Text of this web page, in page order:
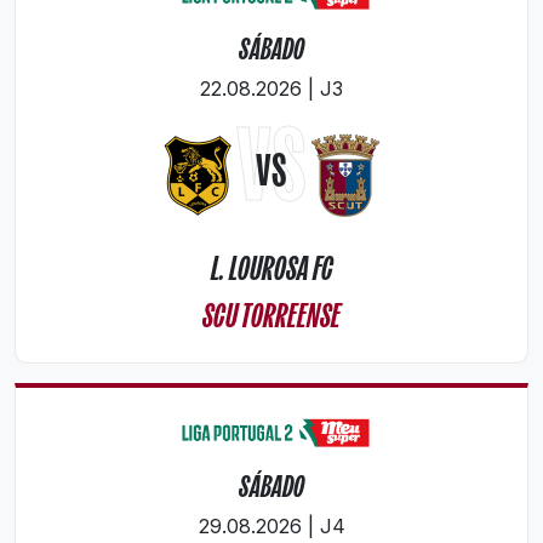
SÁBADO
22.08.2026 | J3
VS
VS
L. LOUROSA FC
SCU TORREENSE
SÁBADO
29.08.2026 | J4